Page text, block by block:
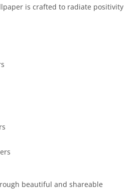
is crafted to radiate positivity
beautiful and shareable